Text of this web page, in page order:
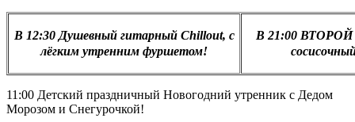
В 12:30 Душевный гитарный Chillout, с
лёгким утренним фуршетом!
В 21:00
11:00 Детский праздничный Новогодний утренник с Дедом
Морозом и Снегурочкой!